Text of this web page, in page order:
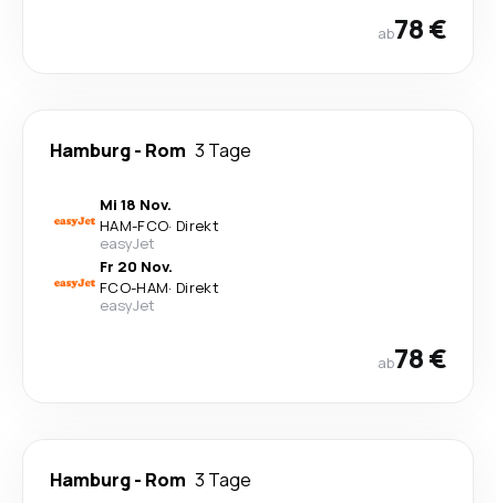
ab78 €
Hamburg- Rom 3 Tage
Mi 18 Nov.
HAM-FCO· Direkt
easyJet
Fr 20 Nov.
FCO-HAM· Direkt
easyJet
ab78 €
Hamburg- Rom 3 Tage